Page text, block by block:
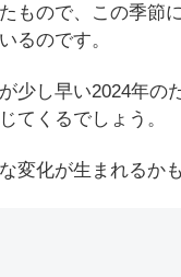
もので、この季節
るのです。
少し早い2024年の
てくるでしょう。
変化が生まれるか